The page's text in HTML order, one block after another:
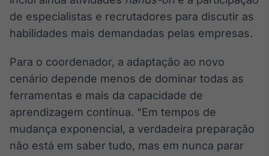
Em breve
Tokenização
de especialistas e recrutadores para discutir as
habilidades mais demandadas pelas empresas.
Para o coordenador, a adaptação ao novo
cenário depende menos de dominar todas as
ferramentas e mais da capacidade de
aprendizagem contínua. “Em tempos de
mudança exponencial, a verdadeira preparação
não está em saber tudo, mas em nunca parar